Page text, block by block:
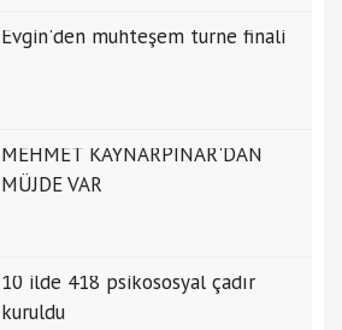
Evgin'den muhteşem turne finali
MEHMET KAYNARPINAR'DAN
MÜJDE VAR
10 ilde 418 psikososyal çadır
kuruldu